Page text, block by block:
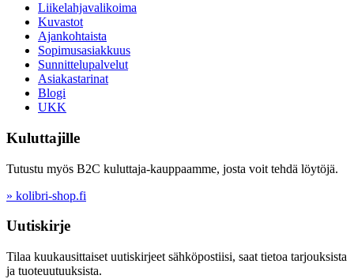
Liikelahjavalikoima
Kuvastot
Ajankohtaista
Sopimusasiakkuus
Sunnittelupalvelut
Asiakastarinat
Blogi
UKK
Kuluttajille
Tutustu myös B2C kuluttaja-kauppaamme, josta voit tehdä löytöjä.
» kolibri-shop.fi
Uutiskirje
Tilaa kuukausittaiset uutiskirjeet sähköpostiisi, saat tietoa tarjouksista
ja tuoteuutuuksista.